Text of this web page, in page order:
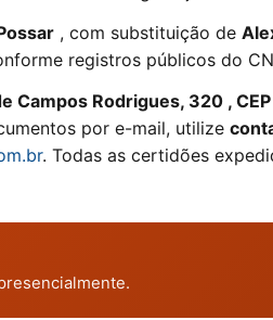
, com substituição de
registros públicos do
Campos Rodrigues, 320 ,
por e-mail, utilize
. Todas as certidões